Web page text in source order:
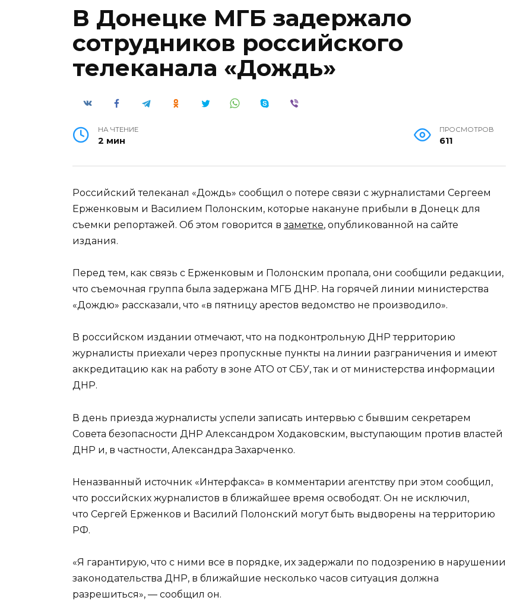
В Донецке МГБ задержало
сотрудников российского
телеканала «Дождь»
НА ЧТЕНИЕ
2 мин
ПРОСМОТРОВ
611
Российский телеканал «Дождь» сообщил о потере связи с журналистами Сергеем
Ерженковым и Василием Полонским, которые накануне прибыли в Донецк для
съемки репортажей. Об этом говорится в заметке, опубликованной на сайте
издания.
Перед тем, как связь с Ерженковым и Полонским пропала, они сообщили редакции,
что съемочная группа была задержана МГБ ДНР. На горячей линии министерства
«Дождю» рассказали, что «в пятницу арестов ведомство не производило».
В российском издании отмечают, что на подконтрольную ДНР территорию
журналисты приехали через пропускные пункты на линии разграничения и имеют
аккредитацию как на работу в зоне АТО от СБУ, так и от министерства информации
ДНР.
В день приезда журналисты успели записать интервью с бывшим секретарем
Совета безопасности ДНР Александром Ходаковским, выступающим против властей
ДНР и, в частности, Александра Захарченко.
Неназванный источник «Интерфакса» в комментарии агентству при этом сообщил,
что российских журналистов в ближайшее время освободят. Он не исключил,
что Сергей Ерженков и Василий Полонский могут быть выдворены на территорию
РФ.
«Я гарантирую, что с ними все в порядке, их задержали по подозрению в нарушении
законодательства ДНР, в ближайшие несколько часов ситуация должна
разрешиться», — сообщил он.